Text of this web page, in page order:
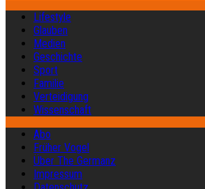
Lifestyle
Glauben
Medien
Geschichte
Sport
Familie
Verteidigung
Wissenschaft
Abo
Früher Vogel
Über The Germanz
Impressum